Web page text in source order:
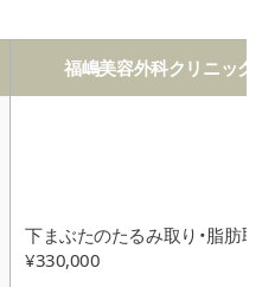
福嶋美容外科クリニック
下まぶたのたるみ取り・脂肪取り
¥330,000